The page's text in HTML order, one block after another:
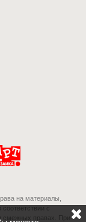
на материалы,
с
смежных правах. При